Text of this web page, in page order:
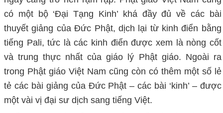
có một bộ ‘Đại Tạng Kinh’ khá đầy đủ về các bài
thuyết giảng của Đức Phật, dịch lại từ kinh điển bằng
tiếng Pali, tức là các kinh điển được xem là nòng cốt
và trung thực nhất của giáo lý Phật giáo. Ngoài ra
trong Phật giáo Việt Nam cũng còn có thêm một số lẻ
tẻ các bài giảng của Đức Phật – các bài ‘kinh’ – được
một vài vị đại sư dịch sang tiếng Việt.